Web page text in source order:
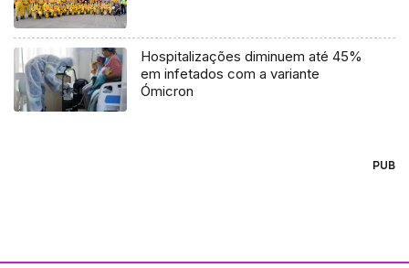
Hospitalizações diminuem até 45%
em infetados com a variante
Ómicron
PUB